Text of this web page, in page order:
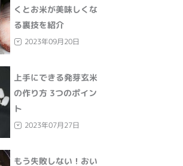
くとお米が美味しくな
る裏技を紹介
2023年09月20日
上手にできる発芽玄米
の作り方 3つのポイン
ト
2023年07月27日
もう失敗しない！おい